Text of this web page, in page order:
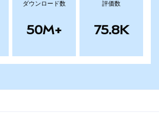
ダウンロード数
50M+
評価数
75.8K